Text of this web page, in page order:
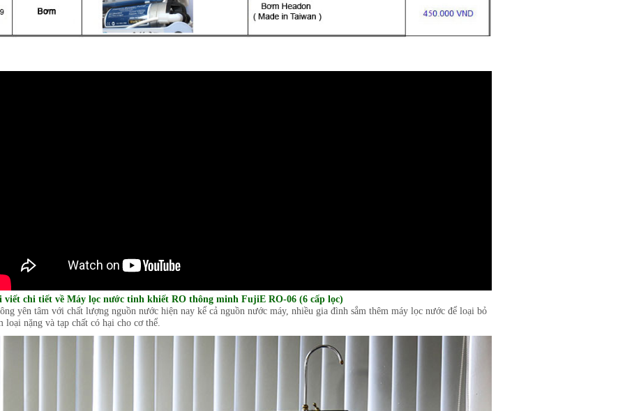
viết chi tiết về Máy lọc nước tinh khiết RO thông minh FujiE RO-06 (6 cấp lọc)
yên tâm với chất lượng nguồn nước hiện nay kể cả nguồn nước máy, nhiều gia đình sắm thêm máy lọc nước để loại bỏ
loại nặng và tạp chất có hại cho cơ thể.